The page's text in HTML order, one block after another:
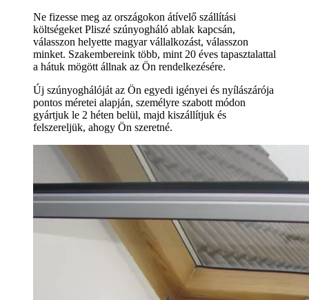
Ne fizesse meg az országokon átívelő szállítási
költségeket Pliszé szúnyogháló ablak kapcsán,
válasszon helyette magyar vállalkozást, válasszon
minket. Szakembereink több, mint 20 éves tapasztalattal
a hátuk mögött állnak az Ön rendelkezésére.
Új szúnyoghálóját az Ön egyedi igényei és nyílászárója
pontos méretei alapján, személyre szabott módon
gyártjuk le 2 héten belül, majd kiszállítjuk és
felszereljük, ahogy Ön szeretné.